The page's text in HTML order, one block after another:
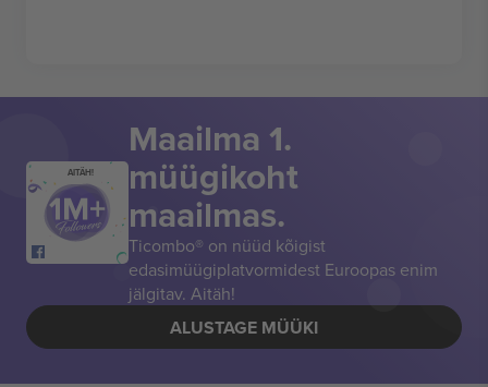
AITÄH!
Maailma 1.
müügikoht
maailmas.
Ticombo® on nüüd kõigist
edasimüügiplatvormidest Euroopas enim
jälgitav. Aitäh!
ALUSTAGE MÜÜKI